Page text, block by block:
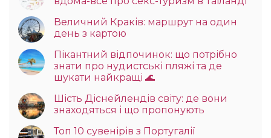
Величний Краків: маршрут на один
день з картою
Пікантний відпочинок: що потрібно
знати про нудистські пляжі та де
шукати найкращі 🌊
Шість Діснейлендів світу: де вони
знаходяться і що пропонують
Топ 10 сувенірів з Португалії